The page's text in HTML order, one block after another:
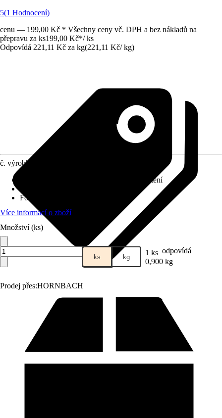
5(1 Hodnocení)
cenu — 199,00 Kč * Všechny ceny vč. DPH a bez nákladů na
přepravu za ks199,00 Kč*/ ks
Odpovídá 221,11 Kč za kg(221,11 Kč/ kg)
Prodej přes:HORNBACH
č. výrobku
Ochrana, Připravit, Regulace, Čištění
Forma
Více informací o zboží
Množství (ks)
ks kg 1 ks odpovídá
0,900 kg